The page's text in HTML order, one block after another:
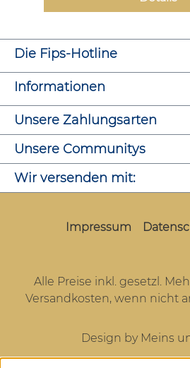
Die Fips-Hotline
Informationen
Unsere Zahlungsarten
Unsere Communitys
Wir versenden mit:
Impressum
Alle Preise inkl. gesetzl.
Versandkosten, wenn nicht
Design by Meins